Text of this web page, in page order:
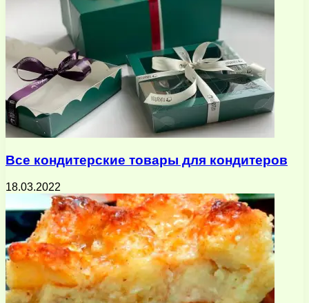
Все кондитерские товары для кондитеров
18.03.2022